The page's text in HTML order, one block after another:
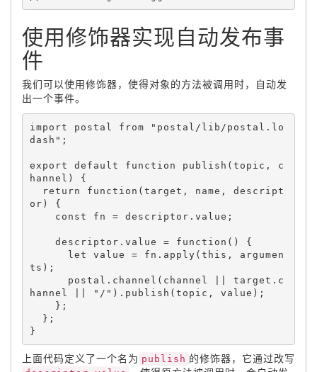
使用修饰器实现自动发布事
件
我们可以使用修饰器，使得对象的方法被调用时，自动发
出一个事件。
import postal from
"postal/lib/postal.lo
dash" ;
export default function publish ( topic ,
c
hannel )
{
return
function ( target , name ,
descript
or )
{
    const fn
= descriptor . value ;
    descriptor
. value = function ( )
{
let value = fn . apply ( this ,
argumen
ts ) ;
      postal
. channel ( channel target . c
hannel
"/" ) . publish ( topic , value ) ;
} ;
} ;
}
上面代码定义了一个名为 publish 的修饰器，它通过改写